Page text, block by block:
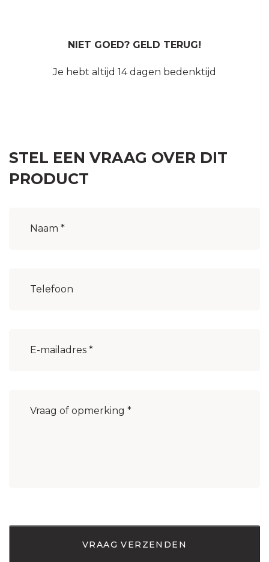
NIET GOED? GELD TERUG!
Je hebt altijd 14 dagen bedenktijd
STEL EEN VRAAG OVER DIT
PRODUCT
mailadres (Vereist)